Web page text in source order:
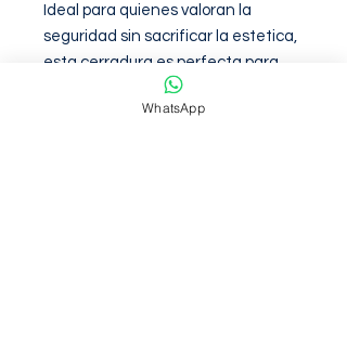
Ideal para quienes valoran la
seguridad sin sacrificar la estetica,
esta cerradura es perfecta para
cualquier ambiente. Mejore la
proteccion de su espacio con la
WhatsApp